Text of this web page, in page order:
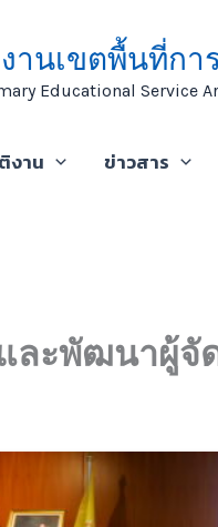
านเขตพื้นที่กา
Educational Service
งาน ข่าวสาร
ละพัฒนาผู้จั